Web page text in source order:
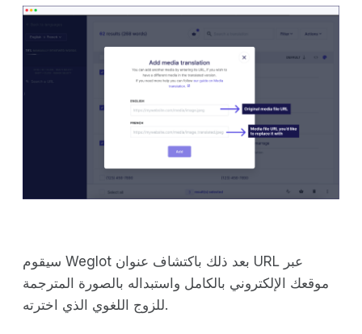
سيقوم Weglot بعد ذلك باكتشاف عنوان URL عبر
موقعك الإلكتروني بالكامل واستبداله بالصورة المترجمة
للزوج اللغوي الذي اخترته.